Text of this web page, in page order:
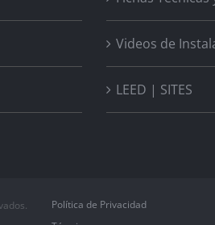
Videos de
LEED | SITES
Política de Privacidad